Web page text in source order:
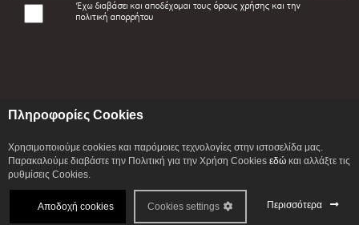
Έχω διαβάσει και αποδέχομαι τους όρους χρήσης και την
πολιτική απορρήτου
© 2026 ILIADIS ALEXANDROS S.A. All Rights
Reserved. Development ByCITYCOM I.S.
Πληροφορίες Cookies
Χρησιμοποιούμε cookies και παρόμοιες τεχνολογίες στην ιστοσελίδα μας.
Παρακαλούμε διαβάστε την Πολιτική για την Χρήση Cookies εδώ και αλλάξτε τις
ρυθμίσεις Cookies.
Αποδοχή cookies Περισσότερα
Cookies settings